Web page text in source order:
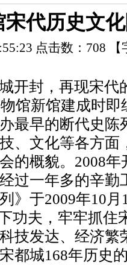
宋代历史文
点击数： 708
开封，再现宋代
馆新馆建成时
最早的断代史陈
、文化等各方面
的概貌。2008
过一年多的辛
》于2009年10
功夫，牢牢抓住
技发达、经济繁
都城168年历史